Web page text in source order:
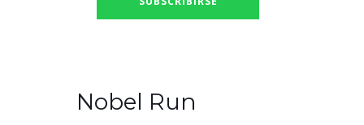
Nobel Run